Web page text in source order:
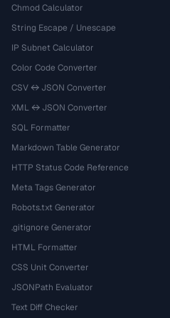
Chmod Calculator
String Escape / Unescape
IP Subnet Calculator
Color Code Converter
CSV ↔ JSON Converter
XML ↔ JSON Converter
SQL Formatter
Markdown Table Generator
HTTP Status Code Reference
Meta Tags Generator
Robots.txt Generator
.gitignore Generator
HTML Formatter
CSS Unit Converter
JSONPath Evaluator
Text Diff Checker